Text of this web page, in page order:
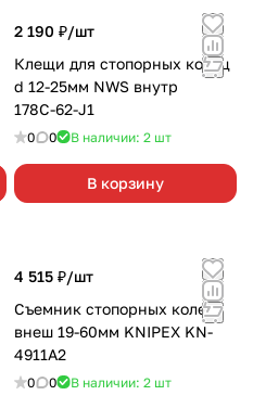
2 190 ₽/шт
Клещи для стопорных колец
d 12-25мм NWS внутр
178С-62-J1
0 0 В наличии: 2 шт
В корзину
4 515 ₽/шт
Съемник стопорных колец
внеш 19-60мм KNIPEX KN-
4911A2
0 0 В наличии: 2 шт